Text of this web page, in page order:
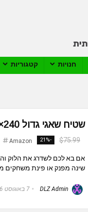
חנויות קטגוריות
שטיח שאגי גדול 240×300 סמ בצבע שמנת
$75.99
-21%
Amazon
אם בא לכם לשדרג את הלוק
שינה מפנק או פינת משחקים
7 באוגוסט 2026